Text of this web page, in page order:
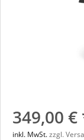
349,00 €
inkl. MwSt.zzgl.